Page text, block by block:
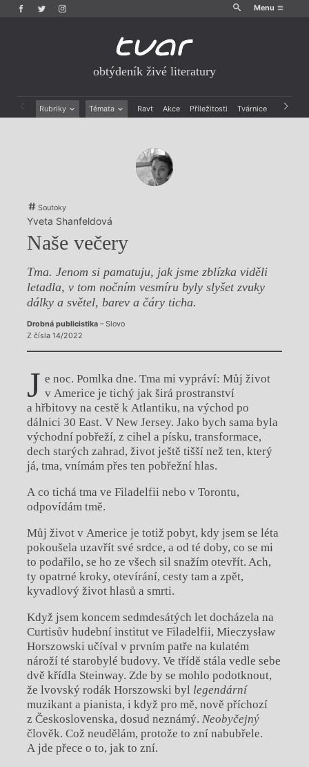
Menu
obtýdeník živé literatury
Rubriky Témata Ravt Akce Příležitosti Tvárnice Archiv
Výroční ceny
Soutoky
Yveta Shanfeldová
Naše večery
Tma. Jenom si pamatuju, jak jsme zblízka viděli
letadla, v tom nočním vesmíru byly slyšet zvuky
dálky a světel, barev a čáry ticha.
Drobná publicistika– Slovo
Z čísla 14/2022
J e noc. Pomlka dne. Tma mi vypráví: Můj život
v Americe je tichý jak širá prostranství
a hřbitovy na cestě k Atlantiku, na východ po
dálnici 30 East. V New Jersey. Jako bych sama byla
východní pobřeží, z cihel a písku, transformace,
dech starých zahrad, život ještě tišší než ten, který
já, tma, vnímám přes ten pobřežní hlas.
A co tichá tma ve Filadelfii nebo v Torontu,
odpovídám tmě.
Můj život v Americe je totiž pobyt, kdy jsem se léta
pokoušela uzavřít své srdce, a od té doby, co se mi
to podařilo, se ho ze všech sil snažím otevřít. Ach,
ty opatrné kroky, otevírání, cesty tam a zpět,
kyvadlový život hlasů a smrti.
Když jsem koncem sedmdesátých let docházela na
Curtisův hudební institut ve Filadelfii, Mieczysław
Horszowski učíval v prvním patře na kulatém
nároží té starobylé budovy. Ve třídě stála vedle sebe
dvě křídla Steinway. Zde by se mohlo podotknout,
že lvovský rodák Horszowski byl legendární
muzikant a pianista, i když pro mě, nově příchozí
z Československa, dosud neznámý. Neobyčejný
člověk. Což neudělám, protože to zní nabubřele.
A jde přece o to, jak to zní.